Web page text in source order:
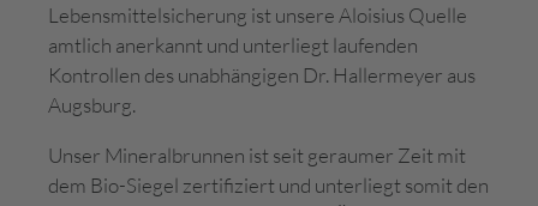
Lebensmittelsicherung ist unsere Aloisius Quelle
amtlich anerkannt und unterliegt laufenden
Kontrollen des unabhängigen Dr. Hallermeyer aus
Augsburg.
Unser Mineralbrunnen ist seit geraumer Zeit mit
dem Bio-Siegel zertifiziert und unterliegt somit den